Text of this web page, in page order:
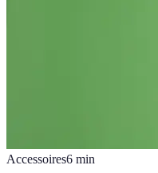
Accessoires6 min